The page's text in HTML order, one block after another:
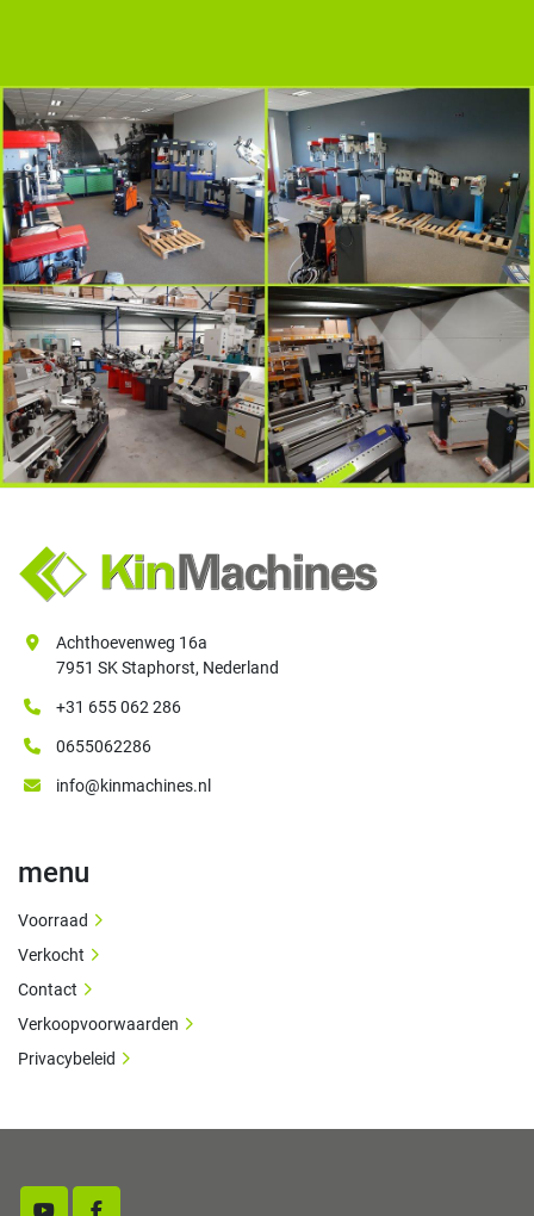
Achthoevenweg 16a
7951 SK Staphorst, Nederland
+31 655 062 286
0655062286
info@kinmachines.nl
menu
Voorraad
Verkocht
Contact
Verkoopvoorwaarden
Privacybeleid